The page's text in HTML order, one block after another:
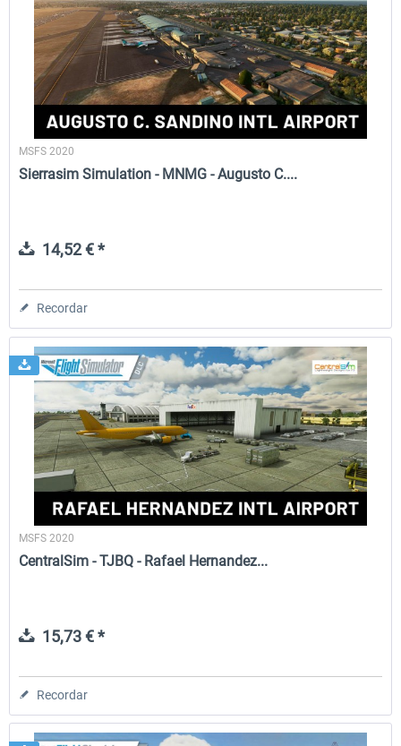
MSFS 2020
Sierrasim Simulation - MNMG - Augusto C....
14,52 € *
Recordar
MSFS 2020
CentralSim - TJBQ - Rafael Hernandez...
15,73 € *
Recordar